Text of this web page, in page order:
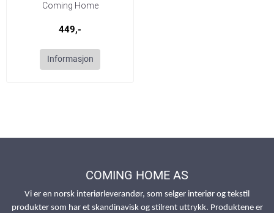
Coming Home
449,-
Informasjon
COMING HOME AS
Vi er en norsk interiørleverandør, som selger interiør og tekstil
produkter som har et skandinavisk og stilrent uttrykk. Produktene er